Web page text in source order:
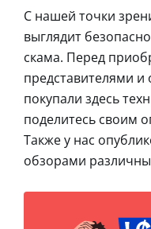
С нашей точки
выглядит
скама. Перед
представителями и
покупали здесь
поделитесь своим
Также у нас
обзорами